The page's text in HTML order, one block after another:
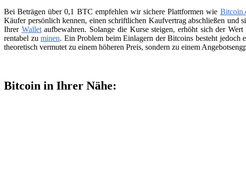
Bei Beträgen über 0,1 BTC empfehlen wir sichere Plattformen wie
Käufer persönlich kennen, einen schriftlichen Kaufvertrag abschließen und
Ihrer Walletaufbewahren. Solange die Kurse steigen, erhöht sich der
rentabel zuminen. Ein Problem beim Einlagern der Bitcoins besteht
theoretisch vermutet zu einem höheren Preis, sondern zu einem
Bitcoin in Ihrer Nähe: